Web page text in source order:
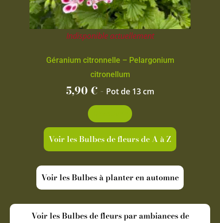
Indisponible actuellement
Géranium citronnelle – Pelargonium
citronellum
5,90€ - Pot de 13 cm
Voir les Bulbes de fleurs de A à Z
Voir les Bulbes à planter en automne
Voir les Bulbes de fleurs par ambiances de